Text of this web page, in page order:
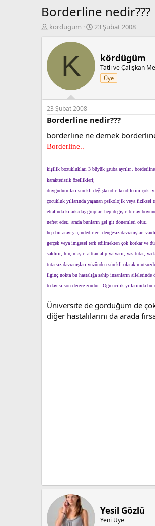
Borderline nedir???
K
b
u
a
ş
l
a
t
a
kördügüm
B
a
n
ç
a
r
23 Şubat 2008
K kördügüm
Tatlı ve Çalışkan
Üye
23 Şubat 2008
Borderline nedir???
borderline ne demek
Borderline..
kişilik bozuklukları 3 büyük gruba ayrılır.. borderline
karakteristik özellikleri;
duygudurmları sürekli değişkendir. kendilerini çok
çocukluk yıllarında yaşanan psikolojik veya
etrafında ki arkadaş grupları hep değişir. bir ay
nefret eder.. arada bunların gel git dönemleri olur..
hep bir arayış içindedirler.. dengesiz davranışları
gerçek veya imgesel terk edilmekten çok korkar ve
saldırır, hırçınlaşır, alttan alıp yalvarır, yas tutar,
tutarsız davranışları yüzünden sürekli olarak
ilginç nokta bu hastalığa sahip insanların ailelerinde
tedavisi son derece zordur.. Öğrencilik yıllarımda
Üniversite de gördüğüm de
diğer hastalılarını da arada
Yesil Gözlü
Yeni Üye